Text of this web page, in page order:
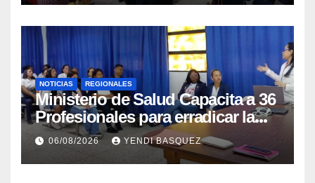
NOTICIAS REGIONALES
Ministerio de Salud Capacita a 36
Profesionales para erradicar la
Tuberculosis en Yaracuy
06/08/2026 YENDI BASQUEZ